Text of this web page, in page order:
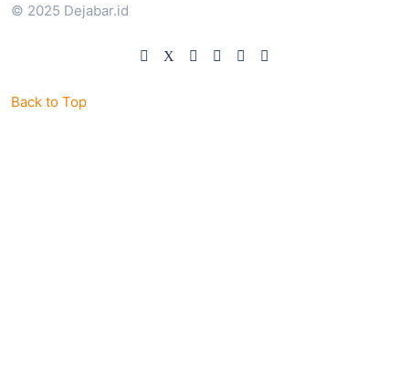
© 2025 Dejabar.id
Back to Top